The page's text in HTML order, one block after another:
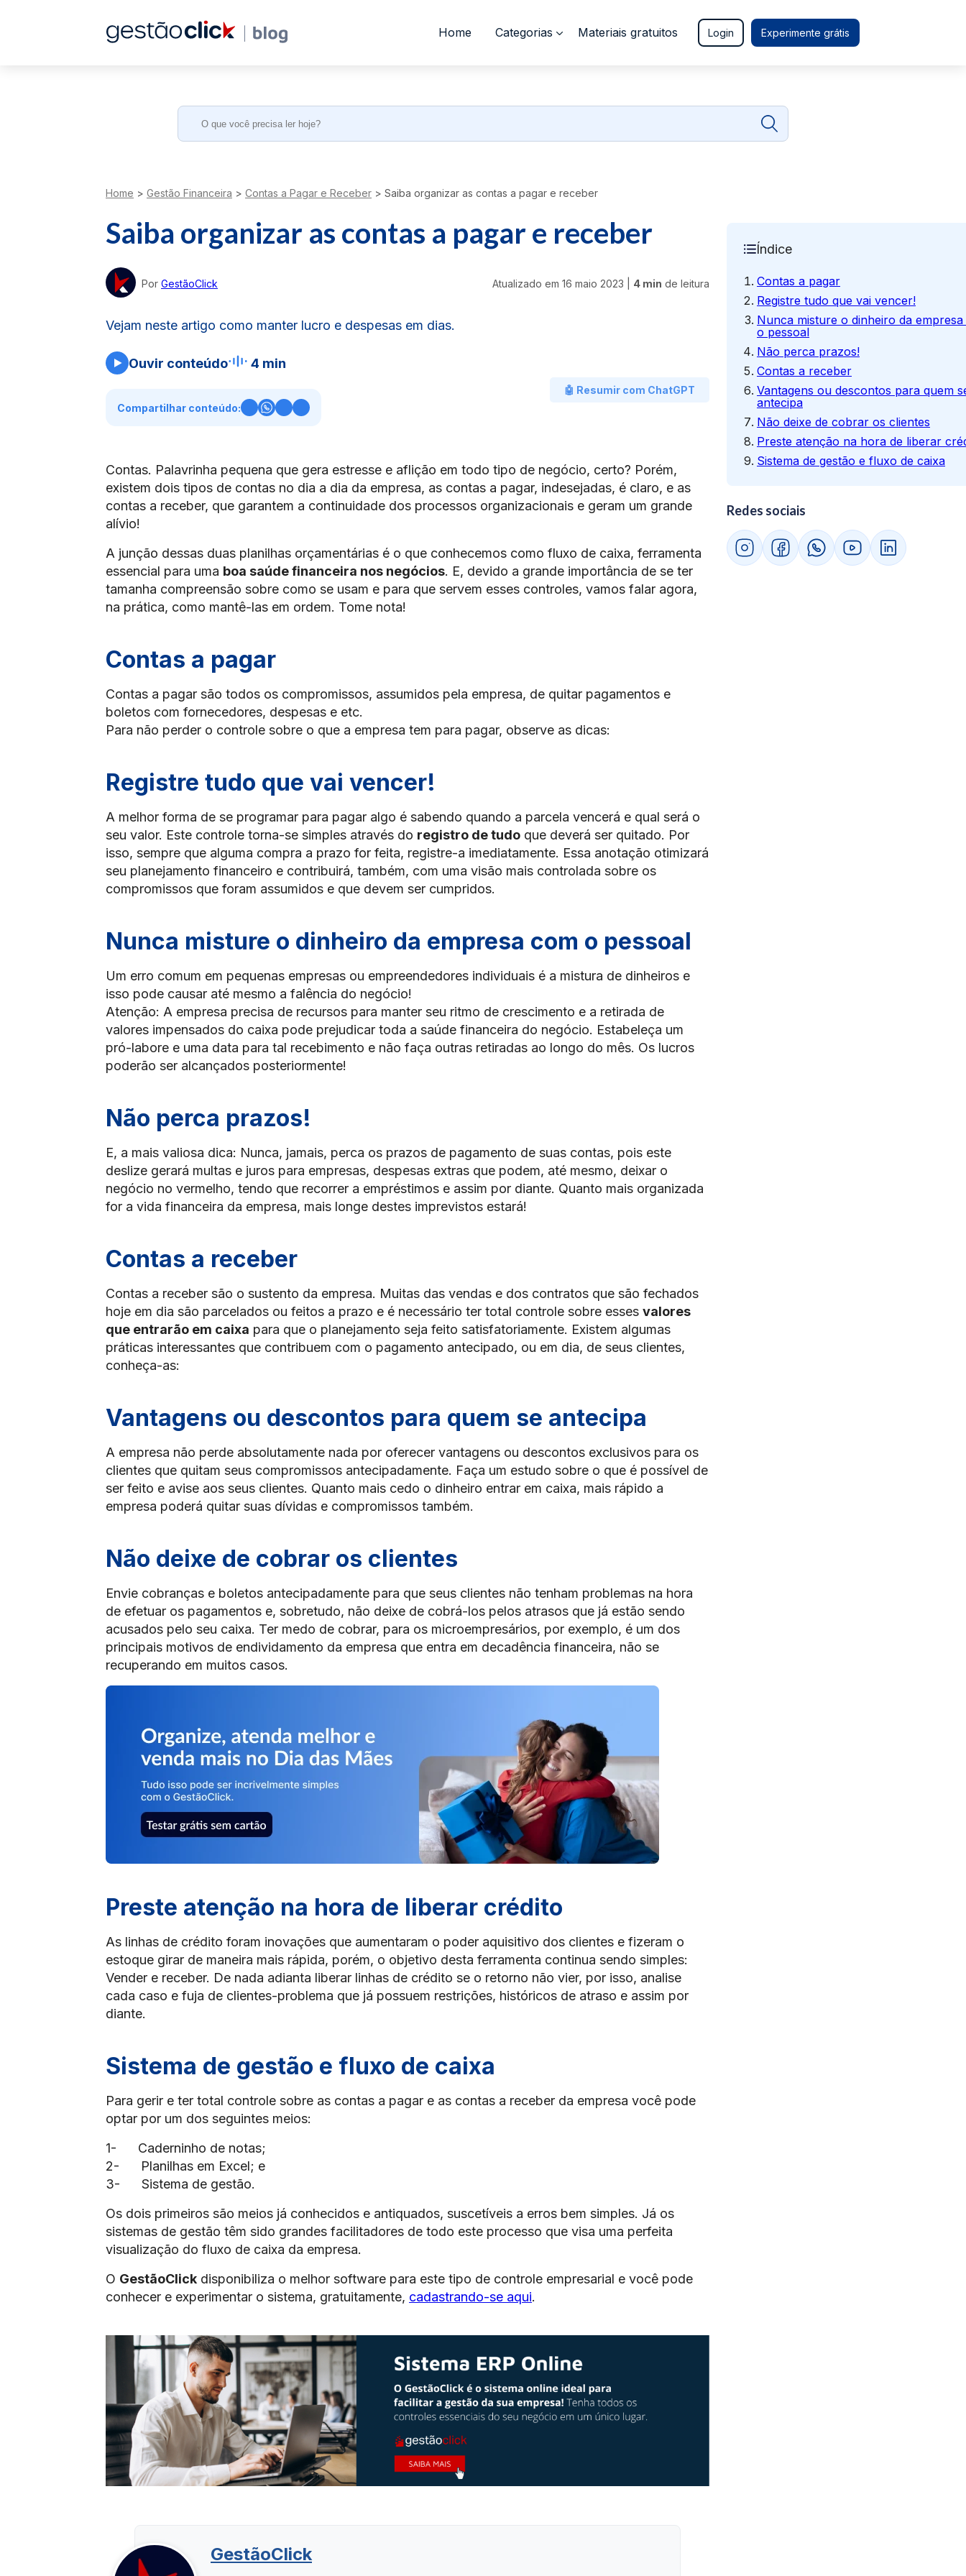
Home Categorias Materiais gratuitos Login Experimente grátis
Search
Home > Gestão Financeira > Contas a Pagar e Receber > Saiba organizar as contas a pagar e receber
Saiba organizar as contas a pagar e receber
Por GestãoClick Atualizado em 16 maio 2023 4 min de leitura
Vejam neste artigo como manter lucro e despesas em dias.
Ouvir conteúdo 4 min
🤖 Resumir com ChatGPT
Compartilhar conteúdo:
Contas. Palavrinha pequena que gera estresse e aflição em todo tipo de negócio, certo? Porém,
existem dois tipos de contas no dia a dia da empresa, as contas a pagar, indesejadas, é claro, e as
contas a receber, que garantem a continuidade dos processos organizacionais e geram um grande
alívio!
A junção dessas duas planilhas orçamentárias é o que conhecemos como fluxo de caixa, ferramenta
essencial para uma boa saúde financeira nos negócios. E, devido a grande importância de se ter
tamanha compreensão sobre como se usam e para que servem esses controles, vamos falar agora,
na prática, como mantê-las em ordem. Tome nota!
Contas a pagar
Contas a pagar são todos os compromissos, assumidos pela empresa, de quitar pagamentos e
boletos com fornecedores, despesas e etc.
Para não perder o controle sobre o que a empresa tem para pagar, observe as dicas:
Registre tudo que vai vencer!
A melhor forma de se programar para pagar algo é sabendo quando a parcela vencerá e qual será o
seu valor. Este controle torna-se simples através do registro de tudo que deverá ser quitado. Por
isso, sempre que alguma compra a prazo for feita, registre-a imediatamente. Essa anotação otimizará
seu planejamento financeiro e contribuirá, também, com uma visão mais controlada sobre os
compromissos que foram assumidos e que devem ser cumpridos.
Nunca misture o dinheiro da empresa com o pessoal
Um erro comum em pequenas empresas ou empreendedores individuais é a mistura de dinheiros e
isso pode causar até mesmo a falência do negócio!
Atenção: A empresa precisa de recursos para manter seu ritmo de crescimento e a retirada de
valores impensados do caixa pode prejudicar toda a saúde financeira do negócio. Estabeleça um
pró-labore e uma data para tal recebimento e não faça outras retiradas ao longo do mês. Os lucros
poderão ser alcançados posteriormente!
Não perca prazos!
E, a mais valiosa dica: Nunca, jamais, perca os prazos de pagamento de suas contas, pois este
deslize gerará multas e juros para empresas, despesas extras que podem, até mesmo, deixar o
negócio no vermelho, tendo que recorrer a empréstimos e assim por diante. Quanto mais organizada
for a vida financeira da empresa, mais longe destes imprevistos estará!
Contas a receber
Contas a receber são o sustento da empresa. Muitas das vendas e dos contratos que são fechados
hoje em dia são parcelados ou feitos a prazo e é necessário ter total controle sobre esses valores
que entrarão em caixa para que o planejamento seja feito satisfatoriamente. Existem algumas
práticas interessantes que contribuem com o pagamento antecipado, ou em dia, de seus clientes,
conheça-as:
Vantagens ou descontos para quem se antecipa
A empresa não perde absolutamente nada por oferecer vantagens ou descontos exclusivos para os
clientes que quitam seus compromissos antecipadamente. Faça um estudo sobre o que é possível de
ser feito e avise aos seus clientes. Quanto mais cedo o dinheiro entrar em caixa, mais rápido a
empresa poderá quitar suas dívidas e compromissos também.
Não deixe de cobrar os clientes
Envie cobranças e boletos antecipadamente para que seus clientes não tenham problemas na hora
de efetuar os pagamentos e, sobretudo, não deixe de cobrá-los pelos atrasos que já estão sendo
acusados pelo seu caixa. Ter medo de cobrar, para os microempresários, por exemplo, é um dos
principais motivos de endividamento da empresa que entra em decadência financeira, não se
recuperando em muitos casos.
Preste atenção na hora de liberar crédito
As linhas de crédito foram inovações que aumentaram o poder aquisitivo dos clientes e fizeram o
estoque girar de maneira mais rápida, porém, o objetivo desta ferramenta continua sendo simples:
Vender e receber. De nada adianta liberar linhas de crédito se o retorno não vier, por isso, analise
cada caso e fuja de clientes-problema que já possuem restrições, históricos de atraso e assim por
diante.
Sistema de gestão e fluxo de caixa
Para gerir e ter total controle sobre as contas a pagar e as contas a receber da empresa você pode
optar por um dos seguintes meios:
1- Caderninho de notas;
2- Planilhas em Excel; e
3- Sistema de gestão.
Os dois primeiros são meios já conhecidos e antiquados, suscetíveis a erros bem simples. Já os
sistemas de gestão têm sido grandes facilitadores de todo este processo que visa uma perfeita
visualização do fluxo de caixa da empresa.
O GestãoClick disponibiliza o melhor software para este tipo de controle empresarial e você pode
conhecer e experimentar o sistema, gratuitamente, cadastrando-se aqui.
GestãoClick
Índice
Contas a pagar
Registre tudo que vai vencer!
Nunca misture o dinheiro da
o pessoal
Não perca prazos!
Contas a receber
Vantagens ou descontos para quem
antecipa
Não deixe de cobrar os clientes
Preste atenção na hora de liberar
Sistema de gestão e fluxo de caixa
Redes sociais